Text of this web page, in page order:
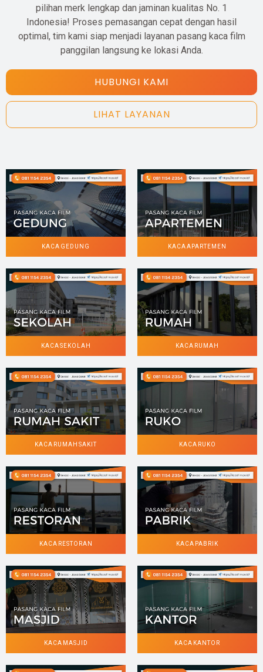
pilihan merk lengkap dan jaminan kualitas No. 1
Indonesia! Proses pemasangan cepat dengan hasil
optimal, tim kami siap menjadi layanan pasang kaca film
panggilan langsung ke lokasi Anda.
HUBUNGI KAMI
LIHAT LAYANAN
KACA GEDUNG KACA APARTEMEN
KACA SEKOLAH KACA RUMAH
KACA RUMAH SAKIT KACA RUKO
KACA RESTORAN KACA PABRIK
KACA MASJID KACA KANTOR